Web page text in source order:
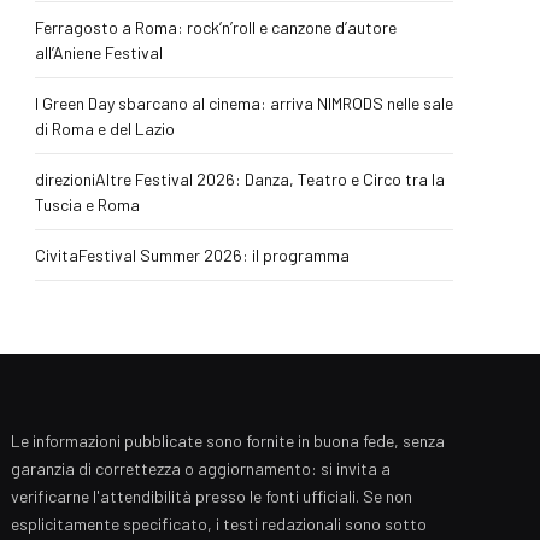
Ferragosto a Roma: rock’n’roll e canzone d’autore
all’Aniene Festival
I Green Day sbarcano al cinema: arriva NIMRODS nelle sale
di Roma e del Lazio
direzioniAltre Festival 2026: Danza, Teatro e Circo tra la
Tuscia e Roma
CivitaFestival Summer 2026: il programma
Le informazioni pubblicate sono fornite in buona fede, senza
garanzia di correttezza o aggiornamento: si invita a
verificarne l'attendibilità presso le fonti ufficiali. Se non
esplicitamente specificato, i testi redazionali sono sotto